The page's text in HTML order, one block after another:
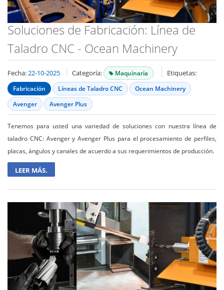
Soluciones de Fabricación: Línea de
Taladro CNC - Ocean Machinery
Fecha:22-10-2025 Categoría: Maquinaria Etiquetas:
Fabricación Líneas de Taladro CNC
Ocean Machinery
Avenger
Avenger Plus
Tenemos para usted una variedad de soluciones con nuestra línea de
taladro CNC: Avenger y Avenger Plus para el procesamiento de perfiles,
placas, ángulos y canales de acuerdo a sus requerimientos de producción.
LEER MÁS.